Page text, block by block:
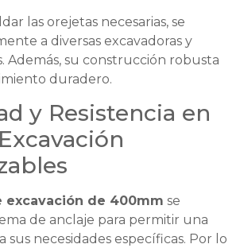
las orejetas necesarias, se
a diversas excavadoras y
Además, su construcción robusta
duradero.
y Resistencia en
excavación de 400mm se
de anclaje para permitir una
sus necesidades específicas. Por lo